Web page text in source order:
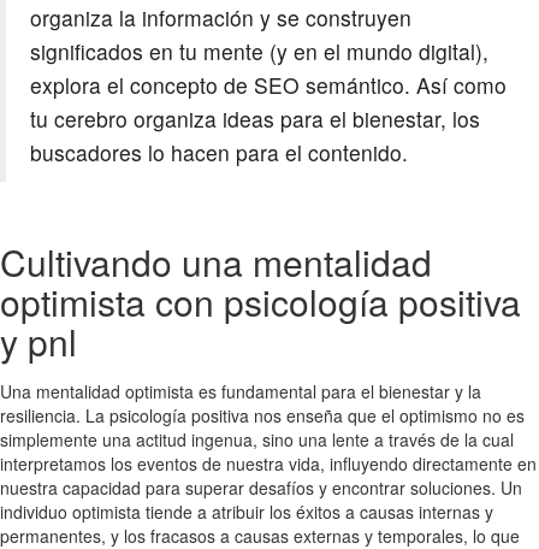
organiza la información y se construyen
significados en tu mente (y en el mundo digital),
explora el concepto de SEO semántico. Así como
tu cerebro organiza ideas para el bienestar, los
buscadores lo hacen para el contenido.
Cultivando una mentalidad
optimista con psicología positiva
y pnl
Una mentalidad optimista es fundamental para el bienestar y la
resiliencia. La psicología positiva nos enseña que el optimismo no es
simplemente una actitud ingenua, sino una lente a través de la cual
interpretamos los eventos de nuestra vida, influyendo directamente en
nuestra capacidad para superar desafíos y encontrar soluciones. Un
individuo optimista tiende a atribuir los éxitos a causas internas y
permanentes, y los fracasos a causas externas y temporales, lo que